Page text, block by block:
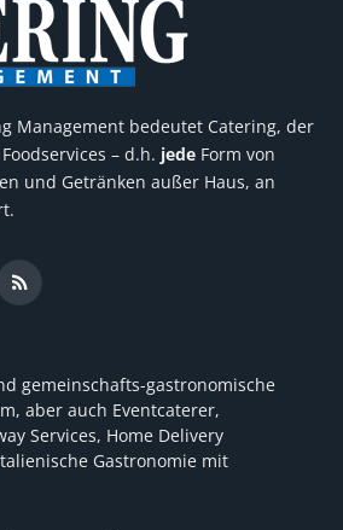
Management bedeutet Catering, der
– d.h. jede Form von
und Getränken außer Haus, an
RSS
gemeinschafts-gastronomische
aber auch Eventcaterer,
Services, Home Delivery
Gastronomie mit